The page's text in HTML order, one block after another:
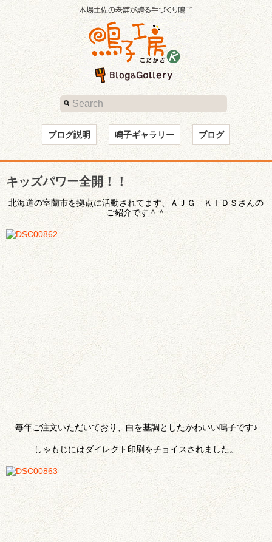
ブログ説明 鳴子ギャラリー ブログ
キッズパワー全開！！
北海道の室蘭市を拠点に活動されてます、ＡＪＧ ＫＩＤＳさんの
ご紹介です＾＾
毎年ご注文いただいており、白を基調としたかわいい鳴子です♪
しゃもじにはダイレクト印刷をチョイスされました。